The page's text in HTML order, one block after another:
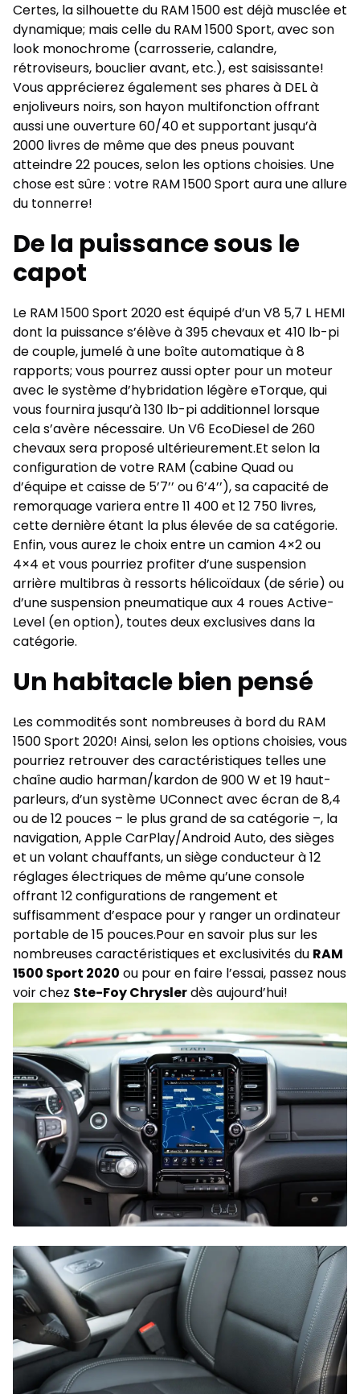
Certes, la silhouette du RAM 1500 est déjà musclée et
dynamique; mais celle du RAM 1500 Sport, avec son
look monochrome (carrosserie, calandre,
rétroviseurs, bouclier avant, etc.), est saisissante!
Vous apprécierez également ses phares à DEL à
enjoliveurs noirs, son hayon multifonction offrant
aussi une ouverture 60/40 et supportant jusqu’à
2000 livres de même que des pneus pouvant
atteindre 22 pouces, selon les options choisies. Une
chose est sûre : votre RAM 1500 Sport aura une allure
du tonnerre!
De la puissance sous le
capot
Le RAM 1500 Sport 2020 est équipé d’un V8 5,7 L HEMI
dont la puissance s’élève à 395 chevaux et 410 lb-pi
de couple, jumelé à une boîte automatique à 8
rapports; vous pourrez aussi opter pour un moteur
avec le système d’hybridation légère eTorque, qui
vous fournira jusqu’à 130 lb-pi additionnel lorsque
cela s’avère nécessaire. Un V6 EcoDiesel de 260
chevaux sera proposé ultérieurement.Et selon la
configuration de votre RAM (cabine Quad ou
d’équipe et caisse de 5’7’’ ou 6’4’’), sacapacité de
remorquagevariera entre 11 400 et 12 750 livres,
cette dernière étant la plus élevée de sa catégorie.
Enfin, vous aurez le choix entre un camion 4×2 ou
4×4 et vous pourriez profiter d’une suspension
arrière multibras à ressorts hélicoïdaux (de série) ou
d’une suspension pneumatique aux 4 roues Active-
Level (en option), toutes deux exclusives dans la
catégorie.
Un habitacle bien pensé
Les commodités sont nombreuses à bord du RAM
1500 Sport 2020! Ainsi, selon les options choisies, vous
pourriez retrouver des caractéristiques telles une
chaîne audio harman/kardon de 900 W et 19 haut-
parleurs, d’un système UConnect avec écran de 8,4
ou de 12 pouces – le plus grand de sa catégorie –, la
navigation, Apple CarPlay/Android Auto, des sièges
et un volant chauffants, un siège conducteur à 12
réglages électriques de même qu’une console
offrant 12 configurations de rangement et
suffisamment d’espace pour y ranger un ordinateur
portable de 15 pouces.Pour en savoir plus sur les
nombreuses caractéristiques et exclusivités du RAM
1500 Sport 2020 ou pour en faire l’essai, passez nous
voir chez Ste-Foy Chryslerdès aujourd’hui!